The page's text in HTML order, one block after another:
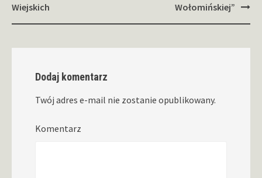
Wiejskich
Wołomińskiej”
Dodaj komentarz
Twój adres e-mail nie zostanie opublikowany.
Komentarz